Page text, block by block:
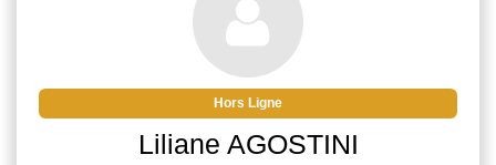
Capu Seninu propose 20 appartements du
studio au T3, entièrement rénovés en 2015.
Hors Ligne
Liliane AGOSTINI